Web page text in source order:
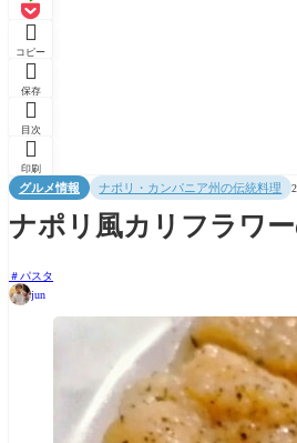

コピー

保存

目次

印刷
グルメ情報 ナポリ・カンパニア州の伝統料理
ナポリ風カリフラワ
パスタ
jun